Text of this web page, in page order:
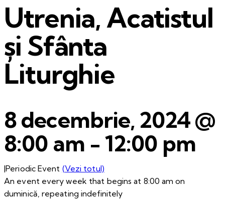
Utrenia, Acatistul
și Sfânta
Liturghie
8 decembrie, 2024 @
8:00 am -12:00 pm
|Periodic Event (Vezi totul)
An event every week that begins at 8:00 am on
duminică, repeating indefinitely